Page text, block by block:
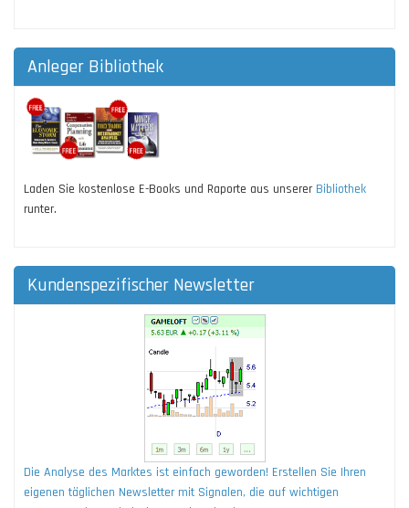
Anleger Bibliothek
Laden Sie kostenlose E-Books und Raporte aus unserer Bibliothek
runter.
Kundenspezifischer Newsletter
Die Analyse des Marktes ist einfach geworden! Erstellen Sie Ihren
eigenen täglichen Newsletter mit Signalen, die auf wichtigen